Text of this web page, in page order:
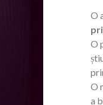
O
O
O
a